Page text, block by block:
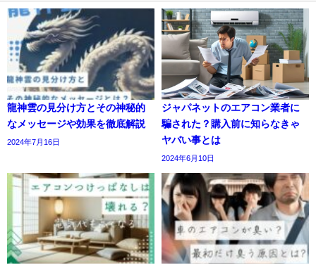
龍神雲の見分け方とその神秘的
なメッセージや効果を徹底解説
2024年7月16日
ジャパネットのエアコン業者に
騙された？購入前に知らなきゃ
ヤバい事とは
2024年6月10日